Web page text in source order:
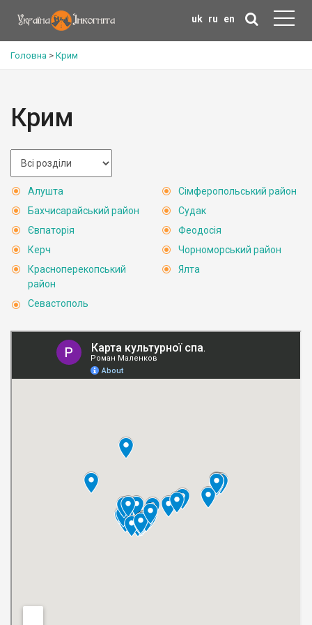
uk ru en
Головна > Крим
Крим
Алушта
Бахчисарайський район
Євпаторія
Керч
Красноперекопський
район
Севастополь
Сімферопольський район
Судак
Феодосія
Чорноморський район
Ялта